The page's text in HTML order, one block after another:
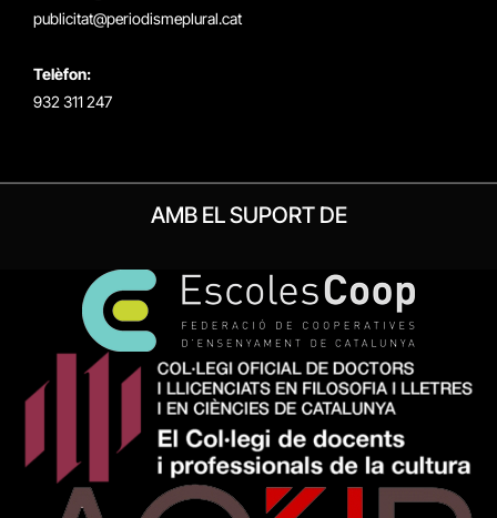
publicitat@periodismeplural.cat
Telèfon:
932 311 247
AMB EL SUPORT DE